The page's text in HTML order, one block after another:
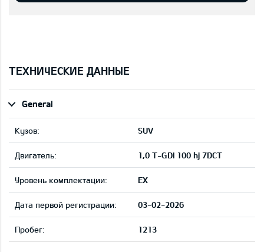
ТЕХНИЧЕСКИЕ ДАННЫЕ
General
Кузов: SUV
Двигатель: 1,0 T-GDI 100 hj 7DCT
Уровень комплектации: EX
Дата первой регистрации: 03-02-2026
Пробег: 1213